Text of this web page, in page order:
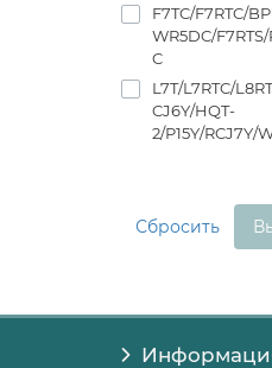
F7TC/F7RTC/
WR5DC/
C
L7T/L7RTC/
CJ6Y/HQT-
2/P15Y/RCJ7Y/
Сбросить